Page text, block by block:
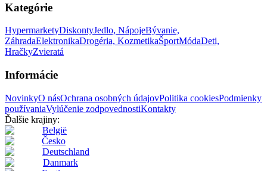
Kategórie
HypermarketyDiskontyJedlo, NápojeBývanie,
ZáhradaElektronikaDrogéria, KozmetikaŠportMódaDeti,
HračkyZvieratá
Informácie
NovinkyO násOchrana osobných údajovPolitika cookiesPodmienky
používaniaVylúčenie zodpovednostiKontakty
Ďalšie krajiny:
België
Česko
Deutschland
Danmark